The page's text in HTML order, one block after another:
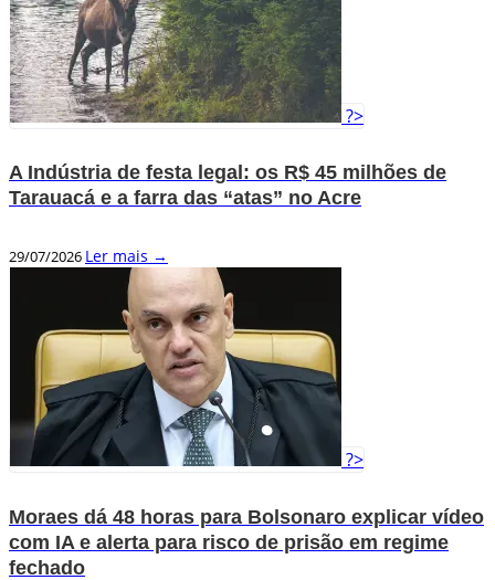
?>
A Indústria de festa legal: os R$ 45 milhões de
Tarauacá e a farra das “atas” no Acre
29/07/2026 Ler mais →
?>
Moraes dá 48 horas para Bolsonaro explicar vídeo
com IA e alerta para risco de prisão em regime
fechado